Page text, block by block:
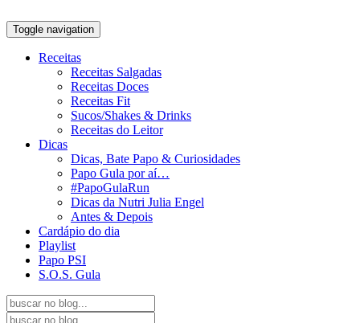
Toggle navigation
Receitas
Receitas Salgadas
Receitas Doces
Receitas Fit
Sucos/Shakes & Drinks
Receitas do Leitor
Dicas
Dicas, Bate Papo & Curiosidades
Papo Gula por aí…
#PapoGulaRun
Dicas da Nutri Julia Engel
Antes & Depois
Cardápio do dia
Playlist
Papo PSI
S.O.S. Gula